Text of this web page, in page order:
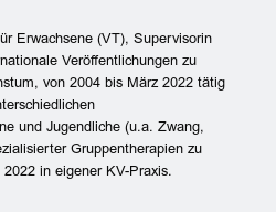
Erwachsene (VT), Supervisorin
Veröffentlichungen zu
von 2004 bis März 2022 tätig
und Jugendliche (u.a. Zwang,
Gruppentherapien zu
in eigener KV-Praxis.